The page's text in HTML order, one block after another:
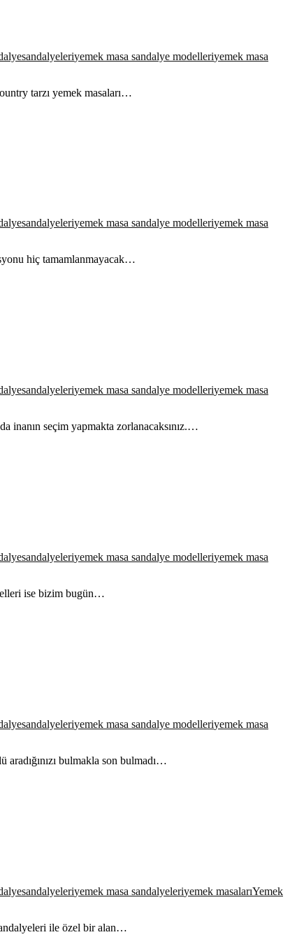
sandalyeleriyemek masa sandalye modelleriyemek masa
tarzı yemek masaları…
sandalyeleriyemek masa sandalye modelleriyemek masa
hiç tamamlanmayacak…
sandalyeleriyemek masa sandalye modelleriyemek masa
inanın seçim yapmakta zorlanacaksınız.…
sandalyeleriyemek masa sandalye modelleriyemek masa
ise bizim bugün…
sandalyeleriyemek masa sandalye modelleriyemek masa
aradığınızı bulmakla son bulmadı…
sandalyeleriyemek masa sandalyeleriyemek masalarıYemek
ile özel bir alan…